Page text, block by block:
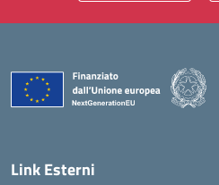
Link Esterni